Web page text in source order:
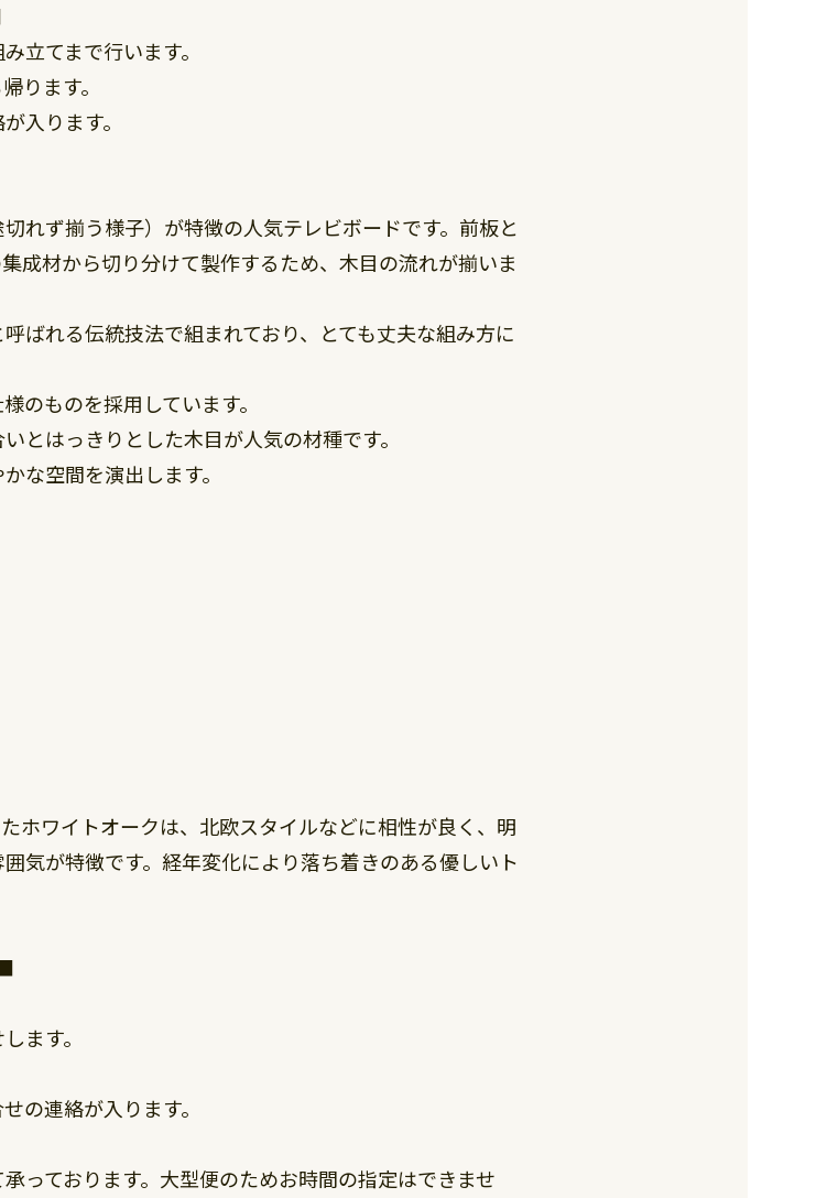
立てまで行います。
ります。
入ります。
れず揃う様子）が特徴の人気テレビボードです。前板と
成材から切り分けて製作するため、木目の流れが揃いま
ばれる伝統技法で組まれており、とても丈夫な組み方に
のものを採用しています。
とはっきりとした木目が人気の材種です。
な空間を演出します。
ホワイトオークは、北欧スタイルなどに相性が良く、明
気が特徴です。経年変化により落ち着きのある優しいト
ます。
の連絡が入ります。
っております。大型便のためお時間の指定はできませ